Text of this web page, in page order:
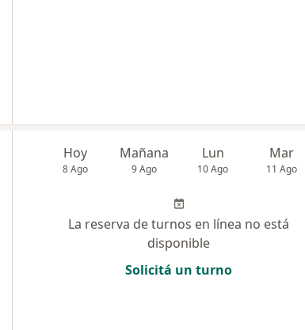
Hoy
8 Ago
Mañana
9 Ago
Lun
10 Ago
Mar
11 Ago
La reserva de turnos en línea no está
disponible
Solicitá un turno